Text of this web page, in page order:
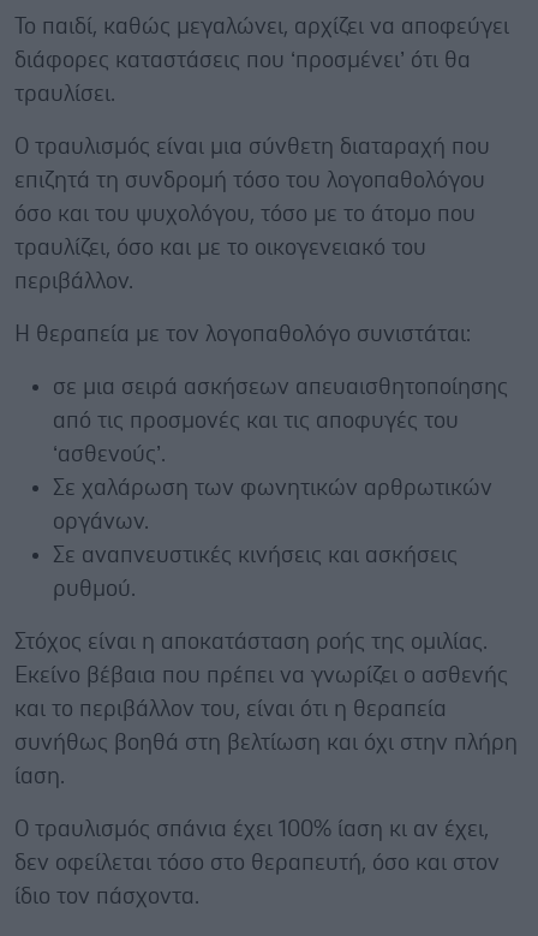
Το παιδί, καθώς μεγαλώνει, αρχίζει να αποφεύγει
διάφορες καταστάσεις που ‘προσμένει’ ότι θα
τραυλίσει.
Ο τραυλισμός είναι μια σύνθετη διαταραχή που
επιζητά τη συνδρομή τόσο του λογοπαθολόγου
όσο και του ψυχολόγου, τόσο με το άτομο που
τραυλίζει, όσο και με το οικογενειακό του
περιβάλλον.
Η θεραπεία με τον λογοπαθολόγο συνιστάται:
σε μια σειρά ασκήσεων απευαισθητοποίησης
από τις προσμονές και τις αποφυγές του
‘ασθενούς’.
Σε χαλάρωση των φωνητικών αρθρωτικών
οργάνων.
Σε αναπνευστικές κινήσεις και ασκήσεις
ρυθμού.
Στόχος είναι η αποκατάσταση ροής της ομιλίας.
Εκείνο βέβαια που πρέπει να γνωρίζει ο ασθενής
και το περιβάλλον του, είναι ότι η θεραπεία
συνήθως βοηθά στη βελτίωση και όχι στην πλήρη
ίαση.
Ο τραυλισμός σπάνια έχει 100% ίαση κι αν έχει,
δεν οφείλεται τόσο στο θεραπευτή, όσο και στον
ίδιο τον πάσχοντα.